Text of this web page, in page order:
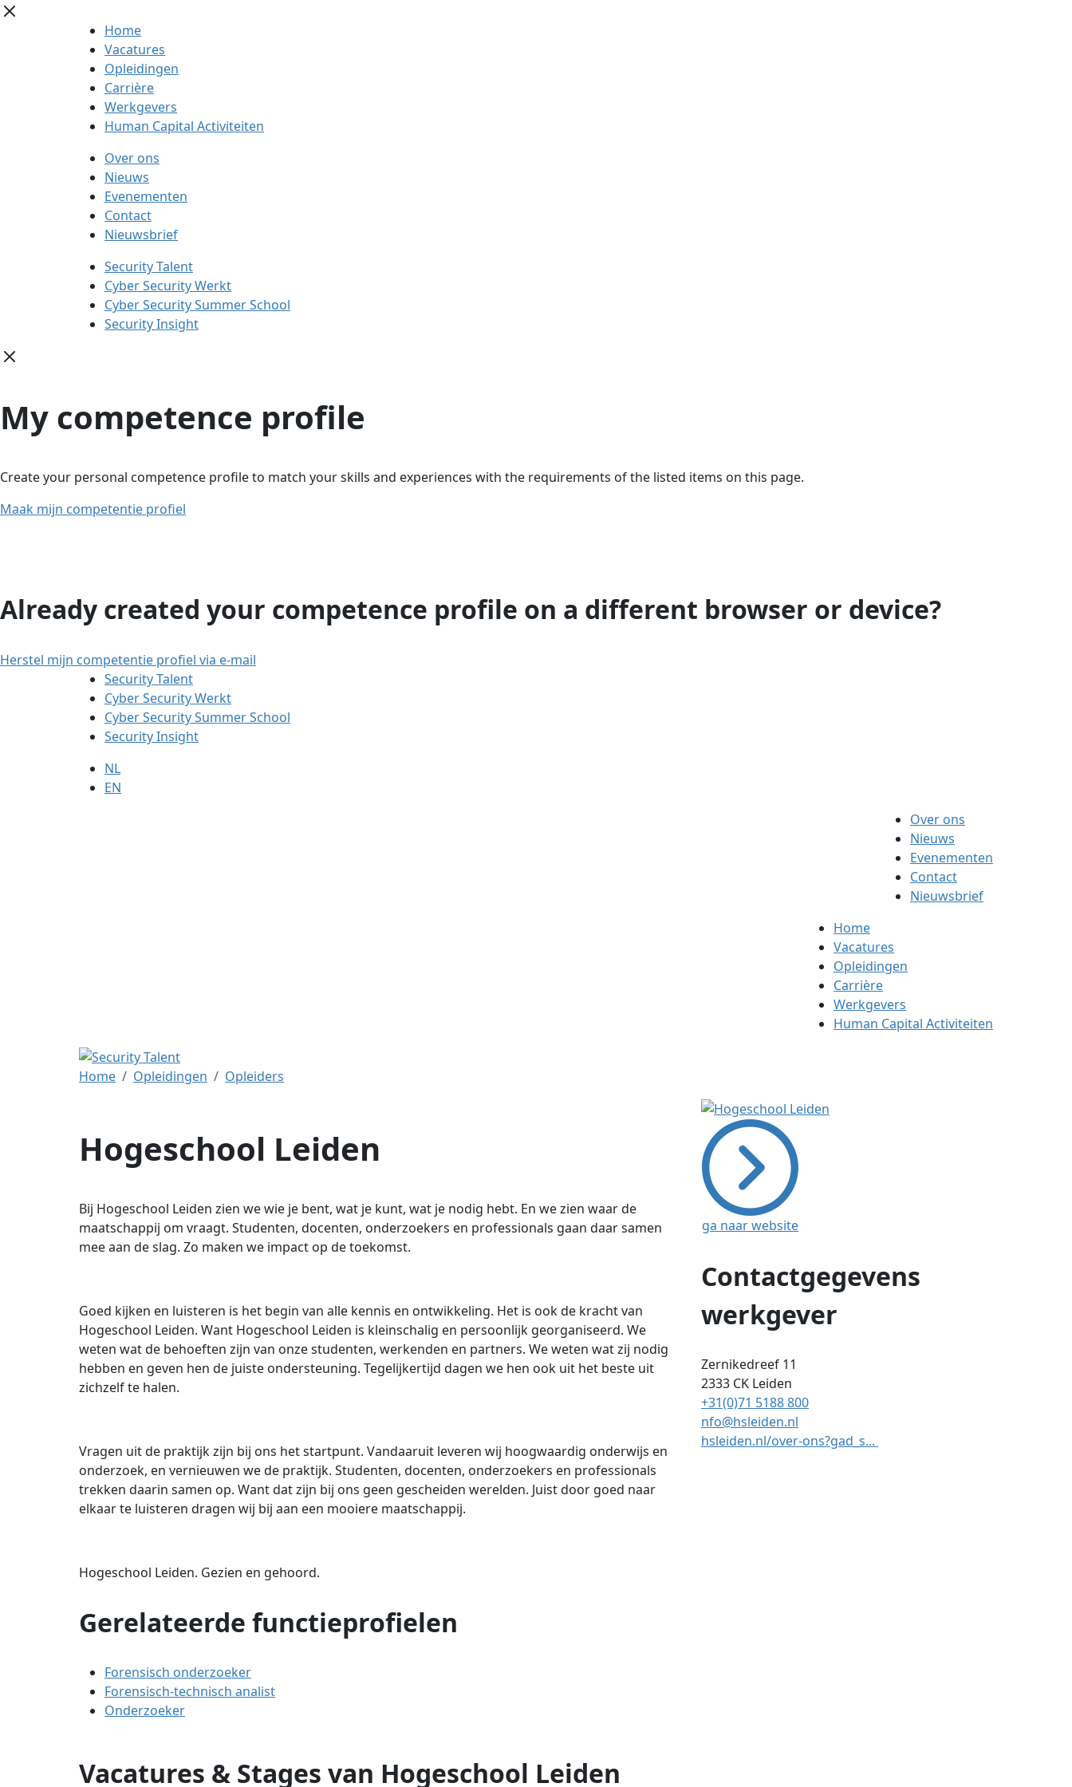
Home
Vacatures
Opleidingen
Carrière
Werkgevers
Human Capital Activiteiten
Over ons
Nieuws
Evenementen
Contact
Nieuwsbrief
Security Talent
Cyber Security Werkt
Cyber Security Summer School
Security Insight
My competence profile
Create your personal competence profile to match your skills and experiences with the requirements of the listed items on this page.
Maak mijn competentie profiel
Already created your competence profile on a different browser or device?
Herstel mijn competentie profiel via e-mail
Security Talent
Cyber Security Werkt
Cyber Security Summer School
Security Insight
NL
EN
Over ons
Nieuws
Evenementen
Contact
Nieuwsbrief
Home
Vacatures
Opleidingen
Carrière
Werkgevers
Human Capital Activiteiten
Home Opleidingen Opleiders
Hogeschool Leiden
Bij Hogeschool Leiden zien we wie je bent, wat je kunt, wat je nodig hebt. En we zien waar de
maatschappij om vraagt. Studenten, docenten, onderzoekers en professionals gaan daar samen
mee aan de slag. Zo maken we impact op de toekomst.
Goed kijken en luisteren is het begin van alle kennis en ontwikkeling. Het is ook de kracht van
Hogeschool Leiden. Want Hogeschool Leiden is kleinschalig en persoonlijk georganiseerd. We
weten wat de behoeften zijn van onze studenten, werkenden en partners. We weten wat zij nodig
hebben en geven hen de juiste ondersteuning. Tegelijkertijd dagen we hen ook uit het beste uit
zichzelf te halen.
Vragen uit de praktijk zijn bij ons het startpunt. Vandaaruit leveren wij hoogwaardig onderwijs en
onderzoek, en vernieuwen we de praktijk. Studenten, docenten, onderzoekers en professionals
trekken daarin samen op. Want dat zijn bij ons geen gescheiden werelden. Juist door goed naar
elkaar te luisteren dragen wij bij aan een mooiere maatschappij.
Hogeschool Leiden. Gezien en gehoord.
Gerelateerde functieprofielen
Forensisch onderzoeker
Forensisch-technisch analist
Onderzoeker
ga naar website
Contactgegevens
werkgever
Zernikedreef 11
2333 CK Leiden
+31(0)71 5188 800
nfo@hsleiden.nl
hsleiden.nl/over-ons?gad_s...
Vacatures & Stages van Hogeschool Leiden